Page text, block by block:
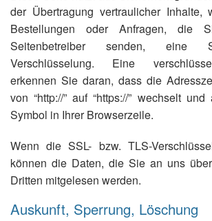
der Übertragung vertraulicher Inhalte,
Bestellungen oder Anfragen,
Seitenbetreiber senden, eine
Verschlüsselung. Eine
erkennen Sie daran, dass die
von “http://” auf “https://” wechselt
Symbol in Ihrer Browserzeile.
Wenn die SSL- bzw. TLS-
können die Daten, die Sie an uns
Dritten mitgelesen werden.
Auskunft, Sperrung, Löschung